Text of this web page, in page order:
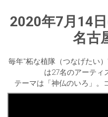
2020年7月14
名古
毎年"柘な植隊（つなげたい
は27名のアーティ
テーマは「神仏のいろ」。